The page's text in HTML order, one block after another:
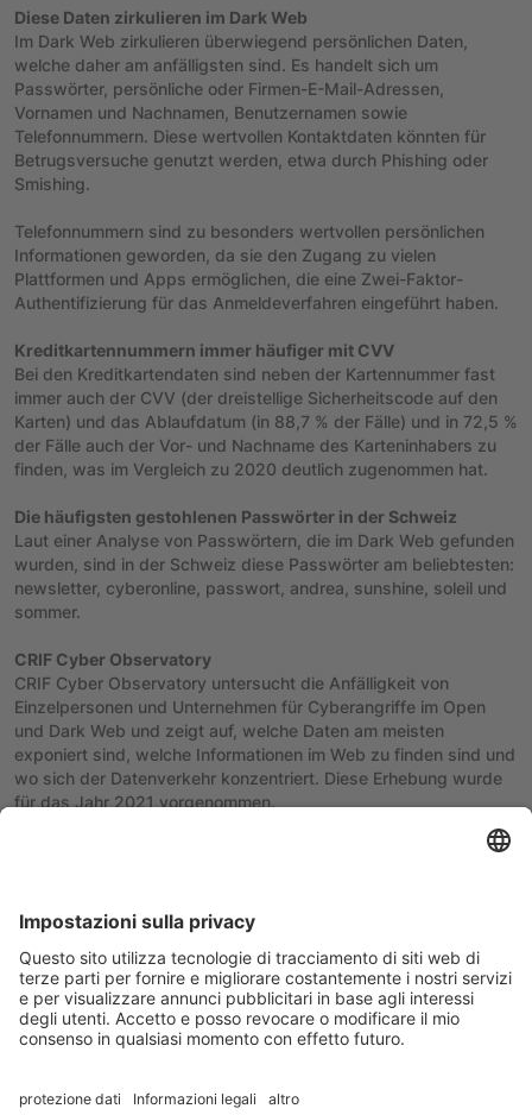
Diese Daten zirkulieren im Dark Web
Im Dark Web zirkulieren überwiegend persönlichen Daten,
welche daher am anfälligsten sind. Es handelt sich um
Passwörter, persönliche oder Firmen-E-Mail-Adressen,
Vornamen und Nachnamen, Benutzernamen sowie
Telefonnummern. Diese wertvollen Kontaktdaten könnten für
Betrugsversuche genutzt werden, etwa durch Phishing oder
Smishing.
Telefonnummern sind zu besonders wertvollen persönlichen
Informationen geworden, da sie den Zugang zu vielen
Plattformen und Apps ermöglichen, die eine Zwei-Faktor-
Authentifizierung für das Anmeldeverfahren eingeführt haben.
Kreditkartennummern immer häufiger mit CVV
Bei den Kreditkartendaten sind neben der Kartennummer fast
immer auch der CVV (der dreistellige Sicherheitscode auf den
Karten) und das Ablaufdatum (in 88,7 % der Fälle) und in 72,5 %
der Fälle auch der Vor- und Nachname des Karteninhabers zu
finden, was im Vergleich zu 2020 deutlich zugenommen hat.
Die häufigsten gestohlenen Passwörter in der Schweiz
Laut einer Analyse von Passwörtern, die im Dark Web gefunden
wurden, sind in der Schweiz diese Passwörter am beliebtesten:
newsletter, cyberonline, passwort, andrea, sunshine, soleil und
sommer.
CRIF Cyber Observatory
CRIF Cyber Observatory untersucht die Anfälligkeit von
Einzelpersonen und Unternehmen für Cyberangriffe im Open
und Dark Web und zeigt auf, welche Daten am meisten
exponiert sind, welche Informationen im Web zu finden sind und
wo sich der Datenverkehr konzentriert. Diese Erhebung wurde
für das Jahr 2021 vorgenommen.
Zurück zum vorherigen Artikel Weiter